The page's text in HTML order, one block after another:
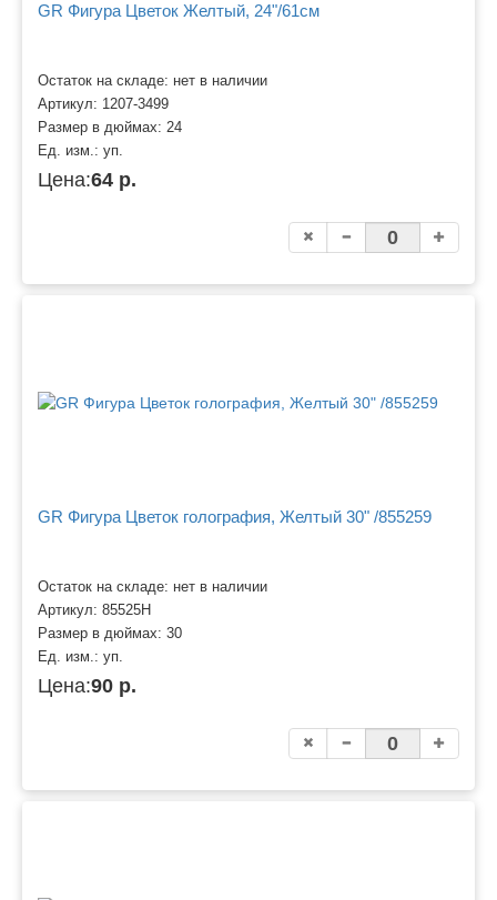
GR Фигура Цветок Желтый, 24"/61см
Остаток на складе: нет в наличии
Артикул: 1207-3499
Размер в дюймах: 24
Ед. изм.: уп.
Цена:64 р.
GR Фигура Цветок голография, Желтый 30" /855259
Остаток на складе: нет в наличии
Артикул: 85525H
Размер в дюймах: 30
Ед. изм.: уп.
Цена:90 р.